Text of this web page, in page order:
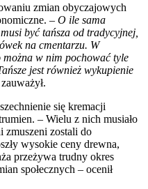
zmian obyczajowych
– O ile sama
być tańsza od tradycyjnej,
na cmentarzu. W
można w nim pochować tyle
jest również wykupienie
się kremacji
– Wielu z nich musiało
zmuszeni zostali do
wysokie ceny drewna,
przeżywa trudny okres
społecznych – ocenił